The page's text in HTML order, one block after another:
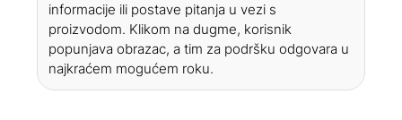
informacije ili postave pitanja u vezi s
proizvodom. Klikom na dugme, korisnik
popunjava obrazac, a tim za podršku odgovara u
najkraćem mogućem roku.